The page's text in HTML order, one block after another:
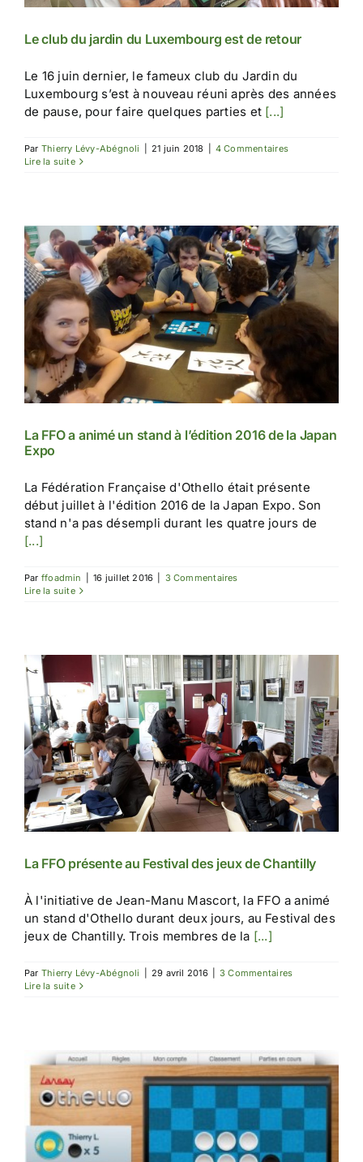
Le club du jardin du Luxembourg est de retour
Le 16 juin dernier, le fameux club du Jardin du
Luxembourg s’est à nouveau réuni après des années
de pause, pour faire quelques parties et [...]
Par Thierry Lévy-Abégnoli 21 juin 2018
4 Commentaires
Lire la suite
La FFO a animé un stand à l’édition 2016 de la Japan
Expo
La Fédération Française d'Othello était présente
début juillet à l'édition 2016 de la Japan Expo. Son
stand n'a pas désempli durant les quatre jours de
[...]
Par ffoadmin 16 juillet 2016
3 Commentaires
Lire la suite
La FFO présente au Festival des jeux de Chantilly
À l'initiative de Jean-Manu Mascort, la FFO a animé
un stand d'Othello durant deux jours, au Festival des
jeux de Chantilly. Trois membres de la [...]
Par Thierry Lévy-Abégnoli 29 avril 2016
3 Commentaires
Lire la suite